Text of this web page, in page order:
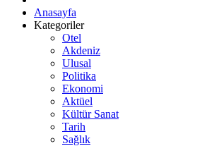
Anasayfa
Kategoriler
Otel
Akdeniz
Ulusal
Politika
Ekonomi
Aktüel
Kültür Sanat
Tarih
Sağlık